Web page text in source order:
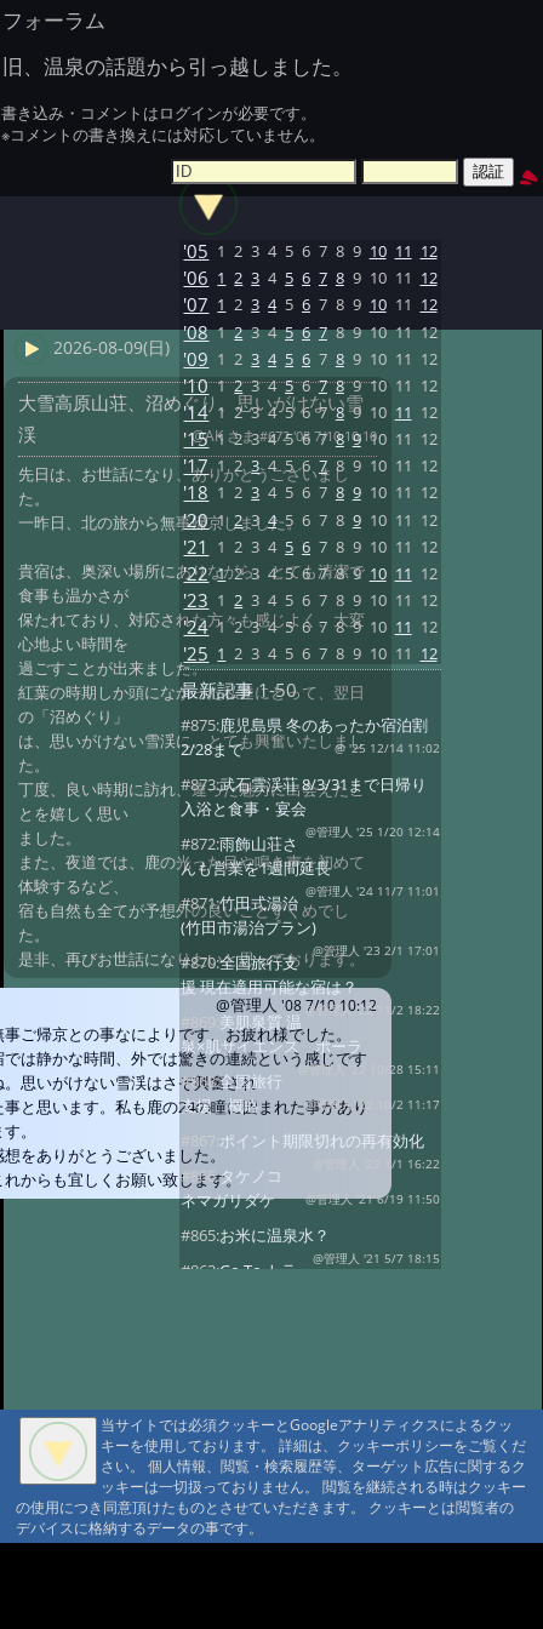
フォーラム
旧、温泉の話題から引っ越しました。
書き込み・コメントはログインが必要です。
※コメントの書き換えには対応していません。
2026-08-09(日)
大雪高原山荘、沼めぐり、思いがけない雪
渓
@AK さま#672 '08 7/10 10:10
先日は、お世話になり、ありがとうございまし
た。
一昨日、北の旅から無事帰京しました。
貴宿は、奥深い場所にありながら、とても清潔で
食事も温かさが
保たれており、対応された方々も感じよく、大変
心地よい時間を
過ごすことが出来ました。
紅葉の時期しか頭になかった私達にとって、翌日
の「沼めぐり」
は、思いがけない雪渓に、とても興奮いたしまし
た。
丁度、良い時期に訪れ、違った魅力に出会えたこ
とを嬉しく思い
ました。
また、夜道では、鹿の光った目や鳴き声を初めて
体験するなど、
宿も自然も全てが予想外の良いことずくめでし
た。
是非、再びお世話になりたいと思っております。
@管理人 '08 7/10 10:12
事ご帰京との事なによりです、お疲れ様でした。
では静かな時間、外では驚きの連続という感じです
。思いがけない雪渓はさぞ興奮され
事と思います。私も鹿の24の瞳に囲まれた事があり
。
想をありがとうございました。
れからも宜しくお願い致します。
'05 1 2 3 4 5 6 7 8 9 10 11 12
'06 1 2 3 4 5 6 7 8 9 10 11 12
'07 1 2 3 4 5 6 7 8 9 10 11 12
'08 1 2 3 4 5 6 7 8 9 10 11 12
'09 1 2 3 4 5 6 7 8 9 10 11 12
'10 1 2 3 4 5 6 7 8 9 10 11 12
'14 1 2 3 4 5 6 7 8 9 10 11 12
'15 1 2 3 4 5 6 7 8 9 10 11 12
'17 1 2 3 4 5 6 7 8 9 10 11 12
'18 1 2 3 4 5 6 7 8 9 10 11 12
'20 1 2 3 4 5 6 7 8 9 10 11 12
'21 1 2 3 4 5 6 7 8 9 10 11 12
'22 1 2 3 4 5 6 7 8 9 10 11 12
'23 1 2 3 4 5 6 7 8 9 10 11 12
'24 1 2 3 4 5 6 7 8 9 10 11 12
'25 1 2 3 4 5 6 7 8 9 10 11 12
最新記事1-50
#875:鹿児島県 冬のあったか宿泊割
2/28まで
@ '25 12/14 11:02
#873:武石雲渓荘 8/3/31まで日帰り
入浴と食事・宴会
@管理人 '25 1/20 12:14
#872:雨飾山荘さ
んも営業を1週間延長
@管理人 '24 11/7 11:01
#871:竹田式湯治
(竹田市湯治プラン)
@管理人 '23 2/1 17:01
#870:全国旅行支
援 現在適用可能な宿は？
@管理人 '22 11/2 18:22
#869:美肌泉質 温
泉×肌サイエンス ポーラ
@管理人 '22 10/28 15:11
#868:全国旅行
支援 概略
@管理人 '22 10/2 11:17
#867:ポイント期限切れの再有効化
@管理人 '22 1/1 16:22
#866:タケノコ
ネマガリダケ
@管理人 '21 6/19 11:50
#865:お米に温泉水？
@管理人 '21 5/7 18:15
#863:Go To トラ
ルス、自粛休業・オープン延期
@管理人 '20 4/14 15:40
#859:渋温泉つば
たや旅館
@sa '20 2/27 14:26
#858:11府県ふっこう周遊割
#857:立山新湯上の監視
当サイトでは必須クッキーとGoogleアナリティクスによるクッ
キーを使用しております。 詳細は、クッキーポリシーをご覧くだ
さい。 個人情報、閲覧・検索履歴等、ターゲット広告に関するク
ッキーは一切扱っておりません。 閲覧を継続される時はクッキー
の使用につき同意頂けたものとさせていただきます。 クッキーとは閲覧者の
デバイスに格納するデータの事です。